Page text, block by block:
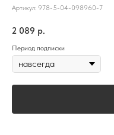
Артикул: 978-5-04-098960-7
2 089 р.
Период подписки